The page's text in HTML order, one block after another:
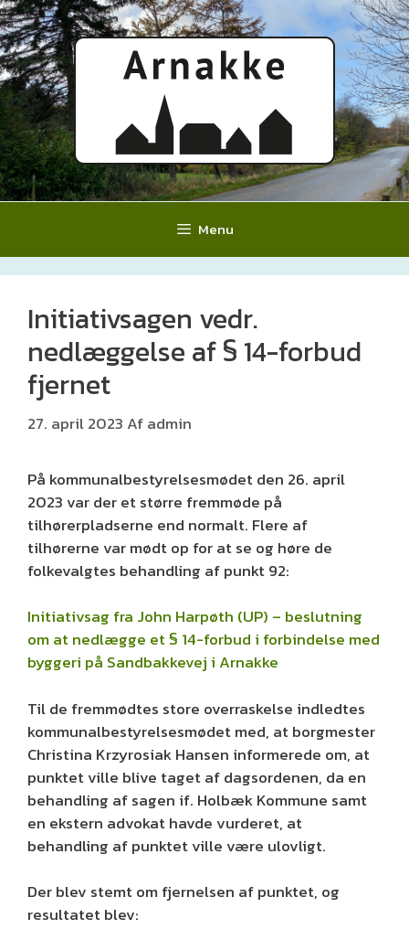
Hop
til
indhold
Menu
Initiativsagen vedr.
nedlæggelse af § 14-forbud
fjernet
27. april 2023 Afadmin
På kommunalbestyrelsesmødet den 26. april
2023 var der et større fremmøde på
tilhørerpladserne end normalt. Flere af
tilhørerne var mødt op for at se og høre de
folkevalgtes behandling af punkt 92:
Initiativsag fra John Harpøth (UP) – beslutning
om at nedlægge et § 14-forbud i forbindelse med
byggeri på Sandbakkevej i Arnakke
Til de fremmødtes store overraskelse indledtes
kommunalbestyrelsesmødet med, at borgmester
Christina Krzyrosiak Hansen informerede om, at
punktet ville blive taget af dagsordenen, da en
behandling af sagen if. Holbæk Kommune samt
en ekstern advokat havde vurderet, at
behandling af punktet ville være ulovligt.
Der blev stemt om fjernelsen af punktet, og
resultatet blev: